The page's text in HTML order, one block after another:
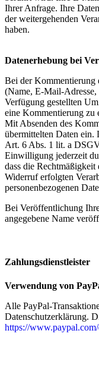
Ihrer Anfrage. Ihre
der weitergehenden
haben.
Datenerhebung bei
Bei der Kommentierung
(Name, E-Mail-
Verfügung gestellten
eine Kommentierung zu
Mit Absenden des
übermittelten Daten ein.
Art. 6 Abs. 1 lit. a
Einwilligung jederzeit
dass die
Widerruf erfolgten
personenbezogenen
Bei Veröffentlichung
angegebene Name
Zahlungsdienstleister
Verwendung von
Alle PayPal-
Datenschutzerklärung.
https://